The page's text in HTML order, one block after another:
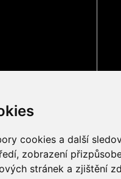
cookies a další
zobrazení
stránek a zjištění